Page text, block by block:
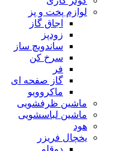
لوازم پخت و پز
اجاق گاز
زودپز
ساندویچ ساز
سرخ کن
فر
گاز صفحه ای
ماکروویو
ماشین ظرفشویی
ماشین لباسشویی
هود
یخچال فریزر
دوقلو